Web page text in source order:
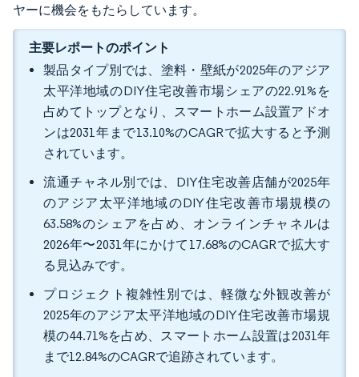
ヤーに機会をもたらしています。
主要レポートのポイント
製品タイプ別では、塗料・壁紙が2025年のアジア
太平洋地域のDIY住宅改善市場シェアの22.91%を
占めてトップとなり、スマートホーム設置アドオ
ンは2031年まで13.10%のCAGRで拡大すると予測
されています。
流通チャネル別では、DIY住宅改善店舗が2025年
のアジア太平洋地域のDIY住宅改善市場規模の
63.58%のシェアを占め、オンラインチャネルは
2026年〜2031年にかけて17.68%のCAGRで拡大す
る見込みです。
プロジェクト複雑性別では、軽微な外観改善が
2025年のアジア太平洋地域のDIY住宅改善市場規
模の44.71%を占め、スマートホーム設置は2031年
まで12.84%のCAGRで追跡されています。